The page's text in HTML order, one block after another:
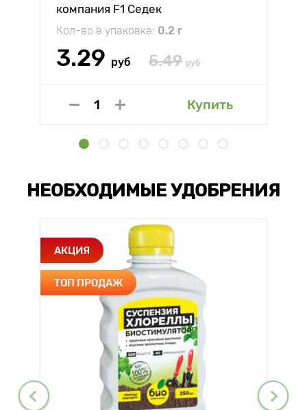
компания F1 Седек
Кол-во в упаковке: 0.2 г
3.29 руб 5.49 руб
Купить
НЕОБХОДИМЫЕ УДОБРЕНИЯ
АКЦИЯ
ТОП ПРОДАЖ